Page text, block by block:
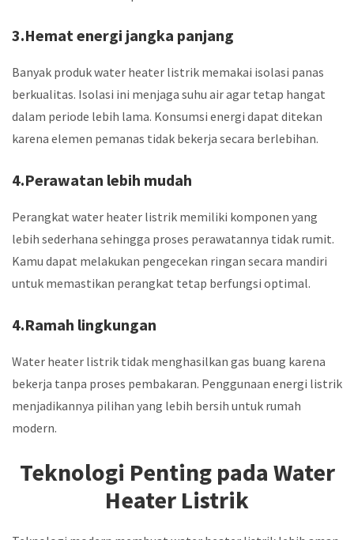
3.Hemat energi jangka panjang
Banyak produk water heater listrik memakai isolasi panas
berkualitas. Isolasi ini menjaga suhu air agar tetap hangat
dalam periode lebih lama. Konsumsi energi dapat ditekan
karena elemen pemanas tidak bekerja secara berlebihan.
4.Perawatan lebih mudah
Perangkat water heater listrik memiliki komponen yang
lebih sederhana sehingga proses perawatannya tidak rumit.
Kamu dapat melakukan pengecekan ringan secara mandiri
untuk memastikan perangkat tetap berfungsi optimal.
4.Ramah lingkungan
Water heater listrik tidak menghasilkan gas buang karena
bekerja tanpa proses pembakaran. Penggunaan energi listrik
menjadikannya pilihan yang lebih bersih untuk rumah
modern.
Teknologi Penting pada Water
Heater Listrik